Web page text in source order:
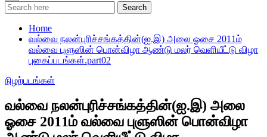
Search
Home
வல்வை நலன்புரிச்சங்கத்தின்(ஐ.இ) அலை ஓசை 2011ம்
வல்வை புளுஸின் பொன்விழா ஆண்டு மலர் வெளியீட்டு விழா
புகைப்படங்கள்.part02
நிழற்படங்கள்
வல்வை நலன்புரிச்சங்கத்தின்(ஐ.இ) அலை
ஓசை 2011ம் வல்வை புளுஸின் பொன்விழா